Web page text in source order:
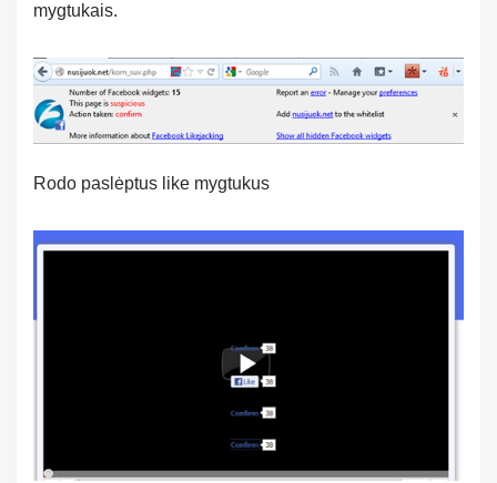
mygtukais.
Rodo paslėptus like mygtukus